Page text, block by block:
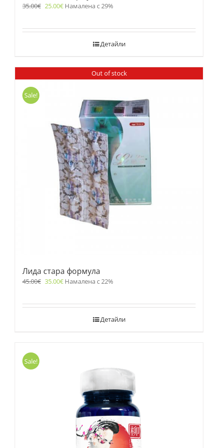
35.00€ 25.00€ Намалена с 29%
Детайли
Out of stock
Sale!
Лида стара формула
45.00€ 35.00€ Намалена с 22%
Детайли
Sale!